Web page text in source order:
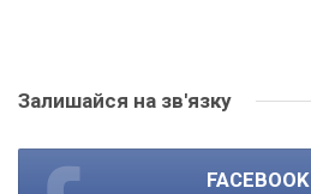
Залишайся на зв'язку
FACEBOOK